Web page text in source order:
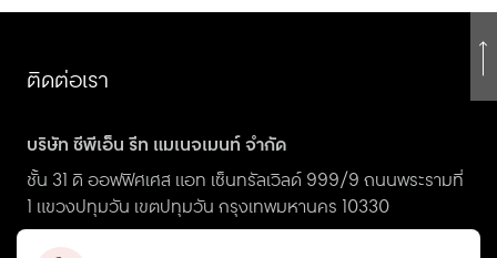
ติดต่อเรา
บริษัท ซีพีเอ็น รีท แมเนจเมนท์ จำกัด
ชั้น 31 ดิ ออฟฟิศเศส แอท เซ็นทรัลเวิลด์ 999/9 ถนนพระรามที่
1 แขวงปทุมวัน เขตปทุมวัน กรุงเทพมหานคร 10330